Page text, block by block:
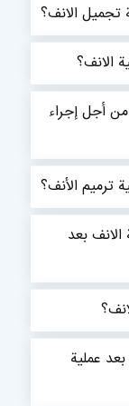
أجل إجراء
بعد
عملية